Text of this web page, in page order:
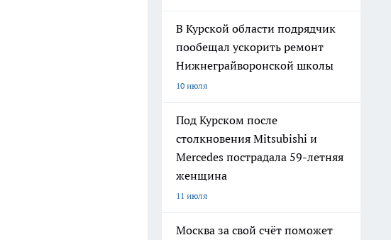
В Курской области подрядчик
пообещал ускорить ремонт
Нижнеграйворонской школы
10 июля
Под Курском после
столкновения Mitsubishi и
Mercedes пострадала 59-летняя
женщина
11 июля
Москва за свой счёт поможет